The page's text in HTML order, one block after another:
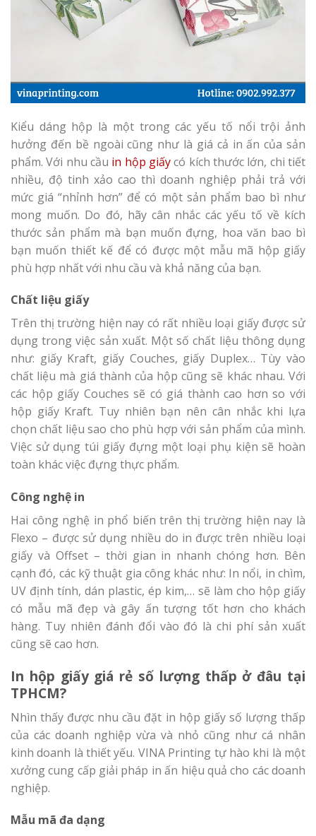
Kiểu dáng hộp là một trong các yếu tố nổi trội ảnh
hưởng đến bề ngoài cũng như là giá cả in ấn của sản
phẩm. Với nhu cầu in hộp giấycó kích thước lớn, chi tiết
nhiều, độ tinh xảo cao thì doanh nghiệp phải trả với
mức giá “nhỉnh hơn” để có một sản phẩm bao bì như
mong muốn. Do đó, hãy cân nhắc các yếu tố về kích
thước sản phẩm mà bạn muốn đựng, hoa văn bao bì
bạn muốn thiết kế để có được một mẫu mã hộp giấy
phù hợp nhất với nhu cầu và khả năng của bạn.
Chất liệu giấy
Trên thị trường hiện nay có rất nhiều loại giấy được sử
dụng trong việc sản xuất. Một số chất liệu thông dụng
như: giấy Kraft, giấy Couches, giấy Duplex… Tùy vào
chất liệu mà giá thành của hộp cũng sẽ khác nhau. Với
các hộp giấy Couches sẽ có giá thành cao hơn so với
hộp giấy Kraft. Tuy nhiên bạn nên cân nhắc khi lựa
chọn chất liệu sao cho phù hợp với sản phẩm của mình.
Việc sử dụng túi giấy đựng một loại phụ kiện sẽ hoàn
toàn khác việc đựng thực phẩm.
Công nghệ in
Hai công nghệ in phổ biến trên thị trường hiện nay là
Flexo – được sử dụng nhiều do in được trên nhiều loại
giấy và Offset – thời gian in nhanh chóng hơn. Bên
cạnh đó, các kỹ thuật gia công khác như: In nổi, in chìm,
UV định tính, dán plastic, ép kim,… sẽ làm cho hộp giấy
có mẫu mã đẹp và gây ấn tượng tốt hơn cho khách
hàng. Tuy nhiên đánh đổi vào đó là chi phí sản xuất
cũng sẽ cao hơn.
In hộp giấy giá rẻ số lượng thấp ở đâu tại
TPHCM?
Nhìn thấy được nhu cầu đặt in hộp giấy số lượng thấp
của các doanh nghiệp vừa và nhỏ cũng như cá nhân
kinh doanh là thiết yếu. VINA Printing tự hào khi là một
xưởng cung cấp giải pháp in ấn hiệu quả cho các doanh
nghiệp.
Mẫu mã đa dạng